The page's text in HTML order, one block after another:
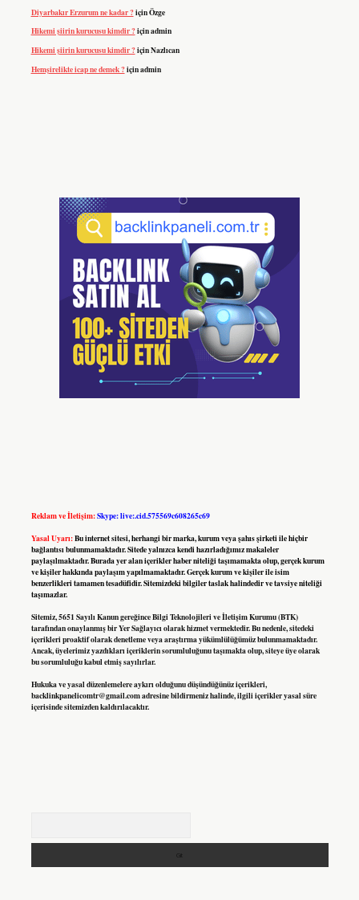
Diyarbakır Erzurum ne kadar ?içinÖzge
Hikemi şiirin kurucusu kimdir ?içinadmin
Hikemi şiirin kurucusu kimdir ?içinNazlıcan
Hemşirelikte icap ne demek ?içinadmin
Reklam ve İletişim:Skype: live:.cid.575569c608265c69
Yasal Uyarı:Bu internet sitesi, herhangi bir marka, kurum veya şahıs şirketi ile hiçbir
bağlantısı bulunmamaktadır. Sitede yalnızca kendi hazırladığımız makaleler
paylaşılmaktadır. Burada yer alan içerikler haber niteliği taşımamakta olup, gerçek kurum
ve kişiler hakkında paylaşım yapılmamaktadır. Gerçek kurum ve kişiler ile isim
benzerlikleri tamamen tesadüfidir. Sitemizdeki bilgiler taslak halindedir ve tavsiye niteliği
taşımazlar.
Sitemiz, 5651 Sayılı Kanun gereğince Bilgi Teknolojileri ve İletişim Kurumu (BTK)
tarafından onaylanmış bir Yer Sağlayıcı olarak hizmet vermektedir. Bu nedenle, sitedeki
içerikleri proaktif olarak denetleme veya araştırma yükümlülüğümüz bulunmamaktadır.
Ancak, üyelerimiz yazdıkları içeriklerin sorumluluğunu taşımakta olup, siteye üye olarak
bu sorumluluğu kabul etmiş sayılırlar.
Hukuka ve yasal düzenlemelere aykırı olduğunu düşündüğünüz içerikleri,
backlinkpanelicomtr@gmail.comadresine bildirmeniz halinde, ilgili içerikler yasal süre
içerisinde sitemizden kaldırılacaktır.